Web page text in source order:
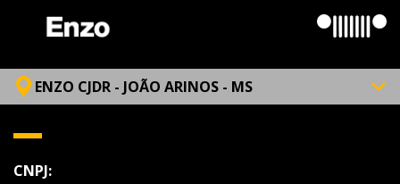
ENZO CJDR - JOÃO ARINOS - MS
CNPJ: